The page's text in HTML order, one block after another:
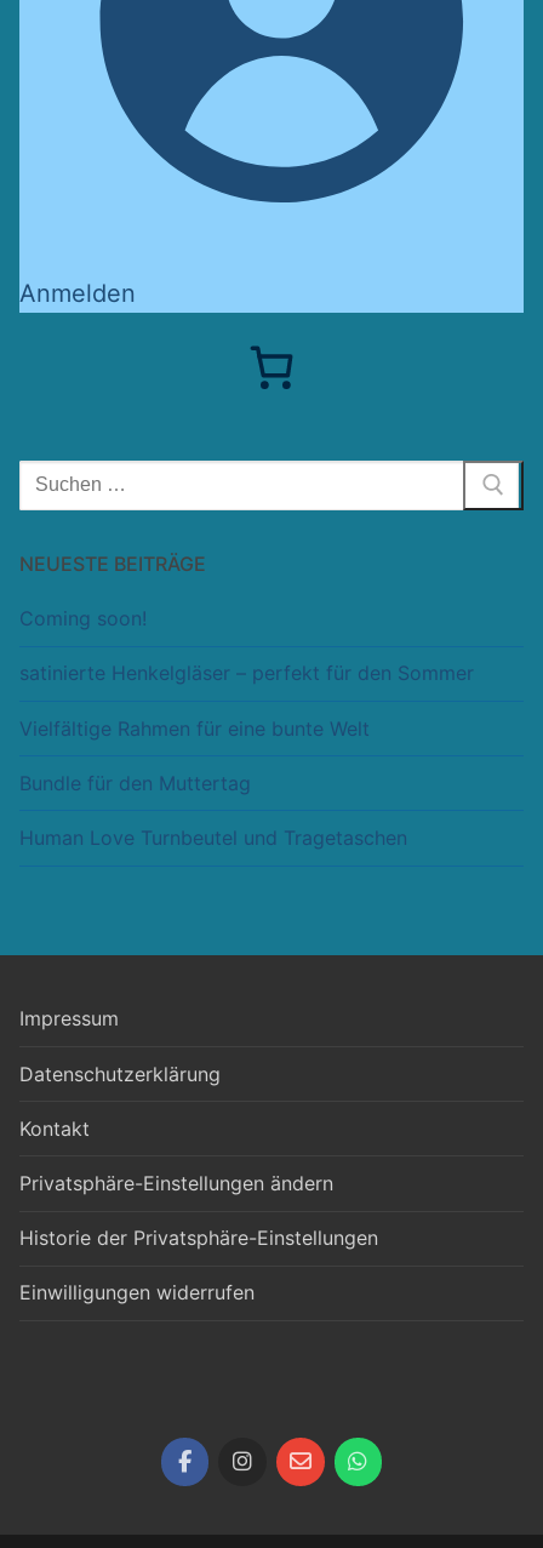
Anmelden
Suchen
nach:
NEUESTE BEITRÄGE
Coming soon!
satinierte Henkelgläser – perfekt für den Sommer
Vielfältige Rahmen für eine bunte Welt
Bundle für den Muttertag
Human Love Turnbeutel und Tragetaschen
Impressum
Datenschutzerklärung
Kontakt
Privatsphäre-Einstellungen ändern
Historie der Privatsphäre-Einstellungen
Einwilligungen widerrufen